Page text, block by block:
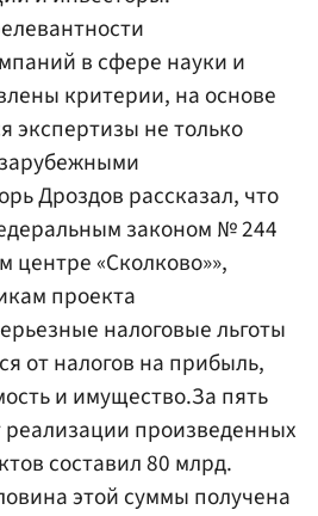
в сфере науки и
критерии, на основе
экспертизы не только
Дроздов рассказал, что
законом № 244
«Сколково»»,
проекта
налоговые льготы
от налогов на прибыль,
и имущество.За пять
произведенных
составил 80 млрд.
этой суммы получена